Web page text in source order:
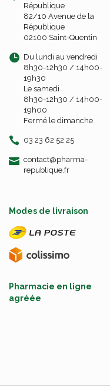
République
82/10 Avenue de la
République
02100 Saint-Quentin
Du lundi au vendredi
8h30-12h30 / 14h00-
19h30
Le samedi
8h30-12h30 / 14h00-
19h00
Fermé le dimanche
03 23 62 52 25
contact-
@-
pharma-
republique.fr
Modes de livraison
Pharmacie en ligne
agréée